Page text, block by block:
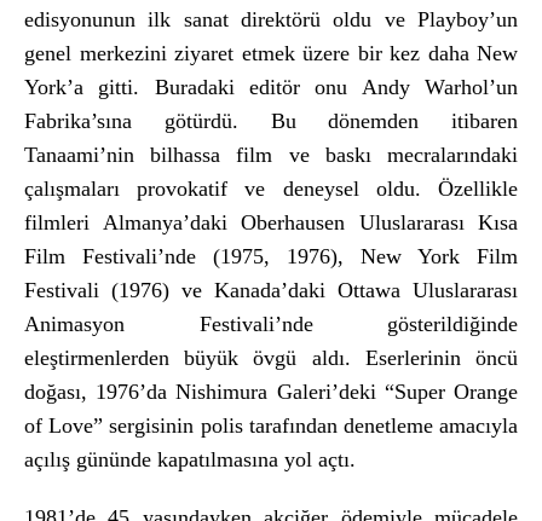
edisyonunun ilk sanat direktörü oldu ve Playboy’un
genel merkezini ziyaret etmek üzere bir kez daha New
York’a gitti. Buradaki editör onu Andy Warhol’un
Fabrika’sına götürdü. Bu dönemden itibaren
Tanaami’nin bilhassa film ve baskı mecralarındaki
çalışmaları provokatif ve deneysel oldu. Özellikle
filmleri Almanya’daki Oberhausen Uluslararası Kısa
Film Festivali’nde (1975, 1976), New York Film
Festivali (1976) ve Kanada’daki Ottawa Uluslararası
Animasyon Festivali’nde gösterildiğinde
eleştirmenlerden büyük övgü aldı. Eserlerininöncü
doğası, 1976’da Nishimura Galeri’deki “Super Orange
of Love” sergisinin polis tarafından denetleme amacıyla
açılış gününde kapatılmasına yol açtı.